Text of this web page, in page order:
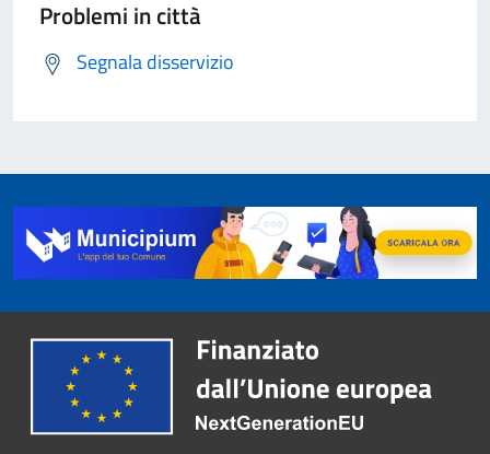
Problemi in città
Segnala disservizio